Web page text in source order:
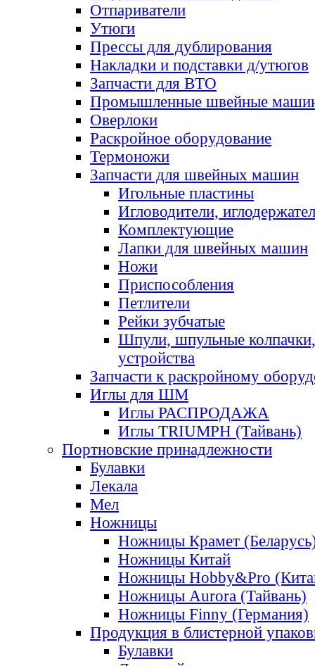
Отпариватели
Утюги
Прессы для дублирования
Накладки и подставки д/утюгов
Запчасти для ВТО
Промышленные швейные
Оверлоки
Раскройное оборудование
Термоножи
Запчасти для швейных машин
Игольные пластины
Игловодители,
Комплектующие
Лапки для швейных машин
Ножи
Приспособления
Петлители
Рейки зубчатые
Шпули, шпульные
устройства
Запчасти к раскройному
Иглы для ШМ
Иглы РАСПРОДАЖА
Иглы TRIUMPH (Тайвань)
Портновские принадлежности
Булавки
Лекала
Мел
Ножницы
Ножницы Крамет
Ножницы Китай
Ножницы Hobby&Pro
Ножницы Aurora (Тайвань)
Ножницы Finny (Германия)
Продукция в блистерной
Булавки